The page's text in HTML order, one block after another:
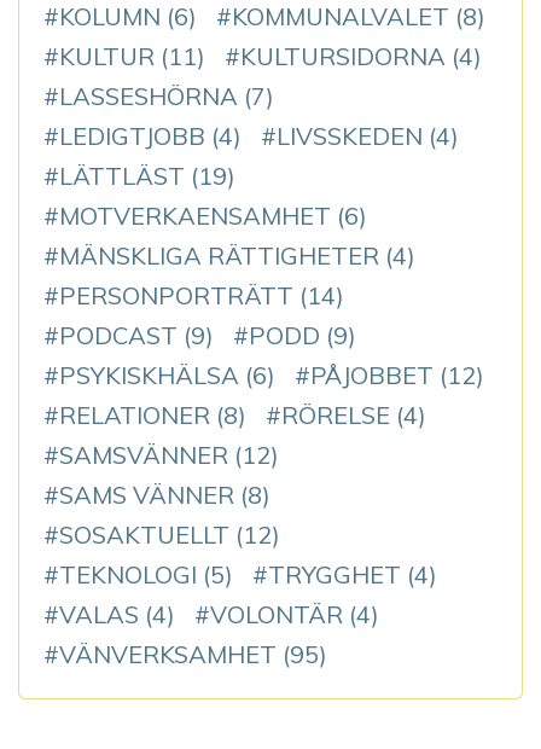
KOLUMN (6) KOMMUNALVALET (8)
KULTUR (11) KULTURSIDORNA (4)
LASSESHÖRNA (7)
LEDIGTJOBB (4) LIVSSKEDEN (4)
LÄTTLÄST (19)
MOTVERKAENSAMHET (6)
MÄNSKLIGA RÄTTIGHETER (4)
PERSONPORTRÄTT (14)
PODCAST (9) PODD (9)
PSYKISKHÄLSA (6) PÅJOBBET (12)
RELATIONER (8) RÖRELSE (4)
SAMSVÄNNER (12)
SAMS VÄNNER (8)
SOSAKTUELLT (12)
TEKNOLOGI (5) TRYGGHET (4)
VALAS (4) VOLONTÄR (4)
VÄNVERKSAMHET (95)